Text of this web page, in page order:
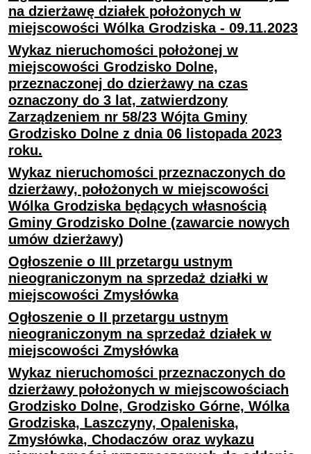
na dzierżawę działek położonych w
miejscowości Wólka Grodziska - 09.11.2023
Wykaz nieruchomości położonej w
miejscowości Grodzisko Dolne,
przeznaczonej do dzierżawy na czas
oznaczony do 3 lat, zatwierdzony
Zarządzeniem nr 58/23 Wójta Gminy
Grodzisko Dolne z dnia 06 listopada 2023
roku.
Wykaz nieruchomości przeznaczonych do
dzierżawy, położonych w miejscowości
Wólka Grodziska będących własnością
Gminy Grodzisko Dolne (zawarcie nowych
umów dzierżawy)
Ogłoszenie o III przetargu ustnym
nieograniczonym na sprzedaż działki w
miejscowości Zmysłówka
Ogłoszenie o II przetargu ustnym
nieograniczonym na sprzedaż działek w
miejscowości Zmysłówka
Wykaz nieruchomości przeznaczonych do
dzierżawy położonych w miejscowościach
Grodzisko Dolne, Grodzisko Górne, Wólka
Grodziska, Laszczyny, Opaleniska,
Zmysłówka, Chodaczów oraz wykazu